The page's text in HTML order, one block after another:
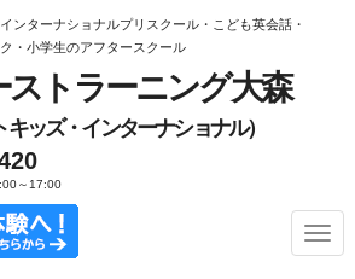
ンターナショナルプリスクール・こども英会話・
・小学生のアフタースクール
ストラーニング大森
キッズ・インターナショナル）
～17:00
ナ
ビ